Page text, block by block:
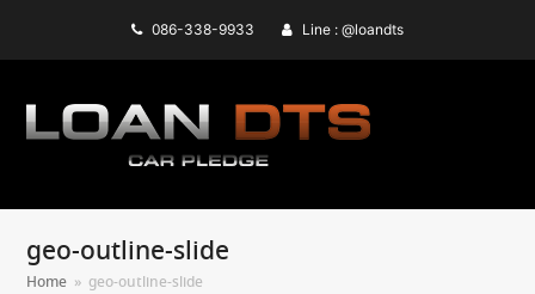
086-338-9933 Line : @loandts
geo-outline-slide
Home » geo-outline-slide